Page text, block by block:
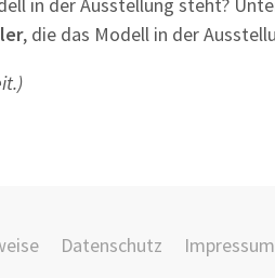
, die das Modell in der
Datenschutz Impressum